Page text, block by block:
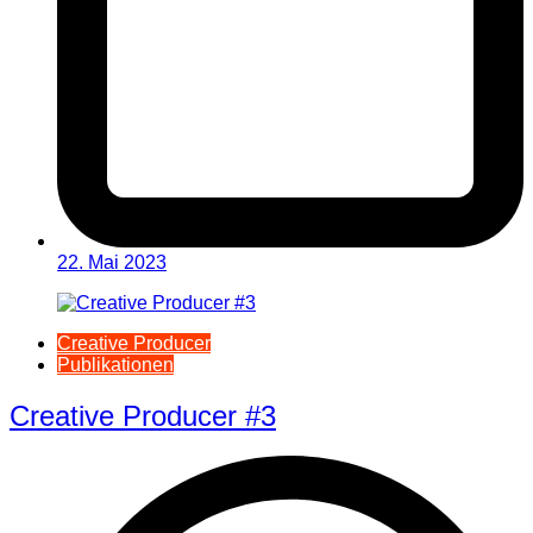
22. Mai 2023
Creative Producer
Publikationen
Creative Producer #3